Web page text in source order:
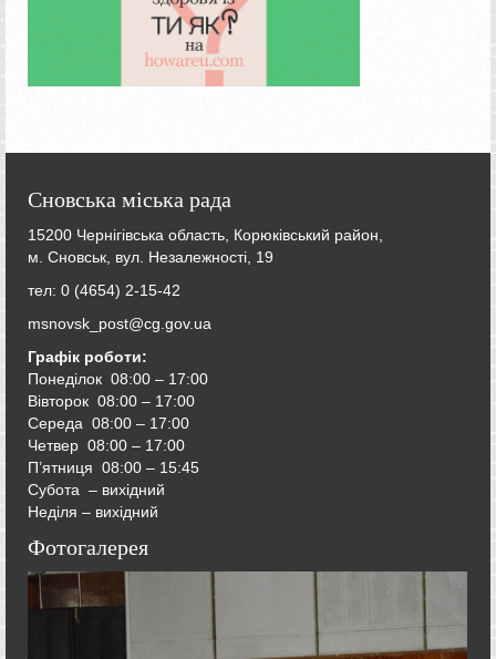
Сновська міська рада
15200 Чернігівська область, Корюківський район,
м. Сновськ, вул. Незалежності, 19
тел: 0 (4654) 2-15-42
msnovsk_post@cg.gov.ua
Графік роботи:
Понеділок 08:00 – 17:00
Вівторок 08:00 – 17:00
Середа 08:00 – 17:00
Четвер 08:00 – 17:00
П’ятниця 08:00 – 15:45
Субота – вихідний
Неділя – вихідний
Фотогалерея